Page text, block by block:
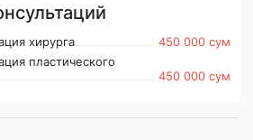
хирурга
450 000 сум
пластического
450 000 сум